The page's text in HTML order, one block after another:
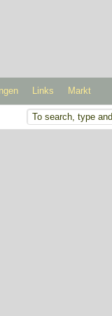
Links Markt